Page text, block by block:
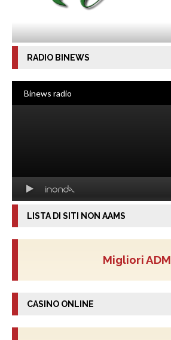
RADIO BINEWS
LISTA DI SITI NON AAMS
Migliori ADM
CASINO ONLINE